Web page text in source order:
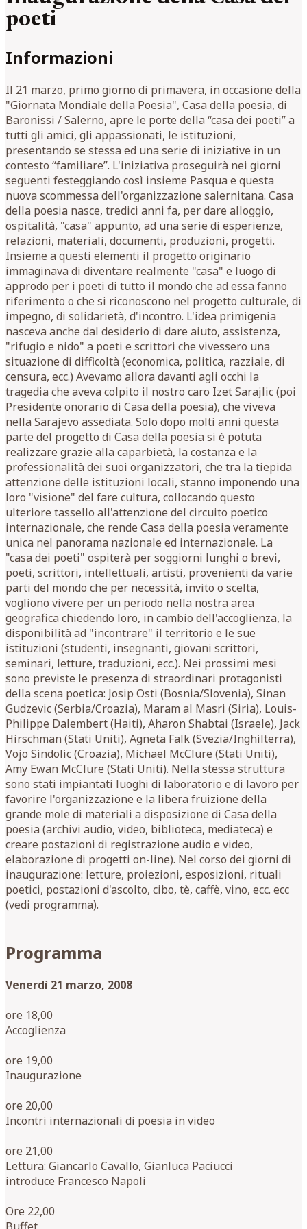
poeti
Informazioni
Il 21 marzo, primo giorno di primavera, in occasione della
"Giornata Mondiale della Poesia", Casa della poesia, di
Baronissi / Salerno, apre le porte della “casa dei poeti” a
tutti gli amici, gli appassionati, le istituzioni,
presentando se stessa ed una serie di iniziative in un
contesto “familiare”. L'iniziativa proseguirà nei giorni
seguenti festeggiando così insieme Pasqua e questa
nuova scommessa dell'organizzazione salernitana. Casa
della poesia nasce, tredici anni fa, per dare alloggio,
ospitalità, "casa" appunto, ad una serie di esperienze,
relazioni, materiali, documenti, produzioni, progetti.
Insieme a questi elementi il progetto originario
immaginava di diventare realmente "casa" e luogo di
approdo per i poeti di tutto il mondo che ad essa fanno
riferimento o che si riconoscono nel progetto culturale, di
impegno, di solidarietà, d'incontro. L'idea primigenia
nasceva anche dal desiderio di dare aiuto, assistenza,
"rifugio e nido" a poeti e scrittori che vivessero una
situazione di difficoltà (economica, politica, razziale, di
censura, ecc.) Avevamo allora davanti agli occhi la
tragedia che aveva colpito il nostro caro Izet Sarajlic (poi
Presidente onorario di Casa della poesia), che viveva
nella Sarajevo assediata. Solo dopo molti anni questa
parte del progetto di Casa della poesia si è potuta
realizzare grazie alla caparbietà, la costanza e la
professionalità dei suoi organizzatori, che tra la tiepida
attenzione delle istituzioni locali, stanno imponendo una
loro "visione" del fare cultura, collocando questo
ulteriore tassello all'attenzione del circuito poetico
internazionale, che rende Casa della poesia veramente
unica nel panorama nazionale ed internazionale. La
"casa dei poeti" ospiterà per soggiorni lunghi o brevi,
poeti, scrittori, intellettuali, artisti, provenienti da varie
parti del mondo che per necessità, invito o scelta,
vogliono vivere per un periodo nella nostra area
geografica chiedendo loro, in cambio dell'accoglienza, la
disponibilità ad "incontrare" il territorio e le sue
istituzioni (studenti, insegnanti, giovani scrittori,
seminari, letture, traduzioni, ecc.). Nei prossimi mesi
sono previste le presenza di straordinari protagonisti
della scena poetica: Josip Osti (Bosnia/Slovenia), Sinan
Gudzevic (Serbia/Croazia), Maram al Masri (Siria), Louis-
Philippe Dalembert (Haiti), Aharon Shabtai (Israele), Jack
Hirschman (Stati Uniti), Agneta Falk (Svezia/Inghilterra),
Vojo Sindolic (Croazia), Michael McClure (Stati Uniti),
Amy Ewan McClure (Stati Uniti). Nella stessa struttura
sono stati impiantati luoghi di laboratorio e di lavoro per
favorire l'organizzazione e la libera fruizione della
grande mole di materiali a disposizione di Casa della
poesia (archivi audio, video, biblioteca, mediateca) e
creare postazioni di registrazione audio e video,
elaborazione di progetti on-line). Nel corso dei giorni di
inaugurazione: letture, proiezioni, esposizioni, rituali
poetici, postazioni d'ascolto, cibo, tè, caffè, vino, ecc. ecc
(vedi programma).
Programma
Venerdì 21 marzo, 2008
ore 18,00
Accoglienza
ore 19,00
Inaugurazione
ore 20,00
Incontri internazionali di poesia in video
ore 21,00
Lettura: Giancarlo Cavallo, Gianluca Paciucci
introduce Francesco Napoli
Ore 22,00
Buffet